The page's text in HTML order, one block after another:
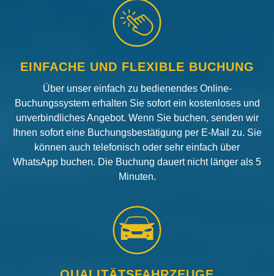
EINFACHE UND FLEXIBLE BUCHUNG
Über unser einfach zu bedienendes Online-
Buchungssystem erhalten Sie sofort ein kostenloses und
unverbindliches Angebot. Wenn Sie buchen, senden wir
Ihnen sofort eine Buchungsbestätigung per E-Mail zu. Sie
können auch telefonisch oder sehr einfach über
WhatsApp buchen. Die Buchung dauert nicht länger als 5
Minuten.